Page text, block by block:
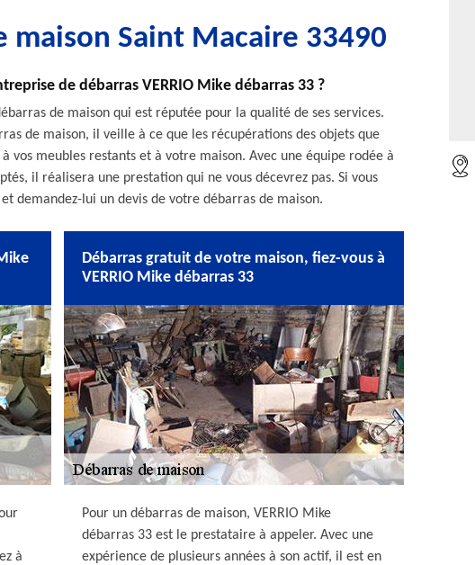
maison Saint Macaire 33490
de débarras VERRIO Mike débarras 33 ?
de maison qui est réputée pour la qualité de ses services.
de maison, il veille à ce que les récupérations des objets que
vos meubles restants et à votre maison. Avec une équipe rodée à
il réalisera une prestation qui ne vous décevrez pas. Si vous
demandez-lui un devis de votre débarras de maison.
à
Débarras gratuit de votre maison, fiez-vous à
VERRIO Mike débarras 33
Pour un débarras de maison, VERRIO Mike
débarras 33 est le prestataire à appeler. Avec une
expérience de plusieurs années à son actif, il est en